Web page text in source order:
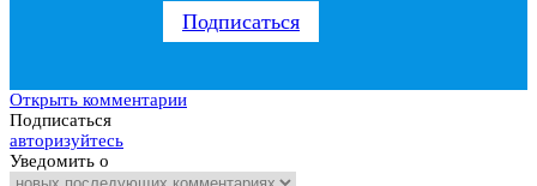
Подписаться
Открыть комментарии
Подписаться
авторизуйтесь
Уведомить о